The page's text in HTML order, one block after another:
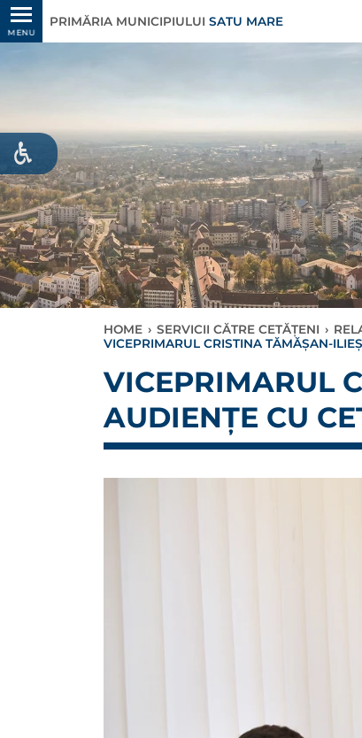
MENU
PRIMĂRIA MUNICIPIULUI SATU MARE
HOME › SERVICII CĂTRE CETĂȚENI ›
VICEPRIMARUL CRISTINA TĂMĂȘAN-
VICEPRIMARUL
AUDIENȚE CU